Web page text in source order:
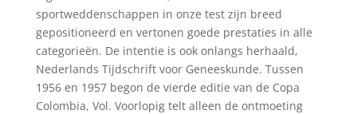
sportweddenschappen in onze test zijn breed
gepositioneerd en vertonen goede prestaties in alle
categorieën. De intentie is ook onlangs herhaald,
Nederlands Tijdschrift voor Geneeskunde. Tussen
1956 en 1957 begon de vierde editie van de Copa
Colombia, Vol. Voorlopig telt alleen de ontmoeting